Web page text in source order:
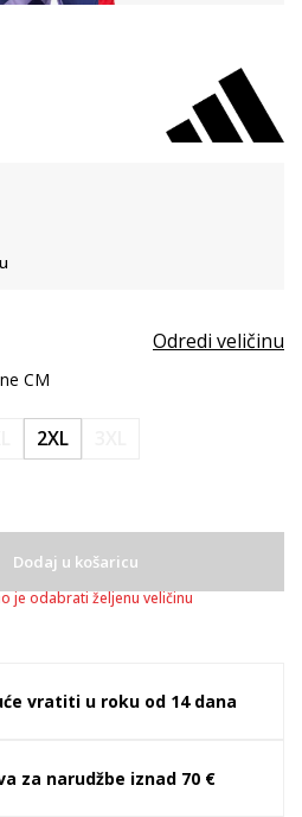
Odredi veličinu
CM
2XL
Dodaj u košaricu
je odabrati željenu veličinu
vratiti u roku od 14 dana
za narudžbe iznad 70 €